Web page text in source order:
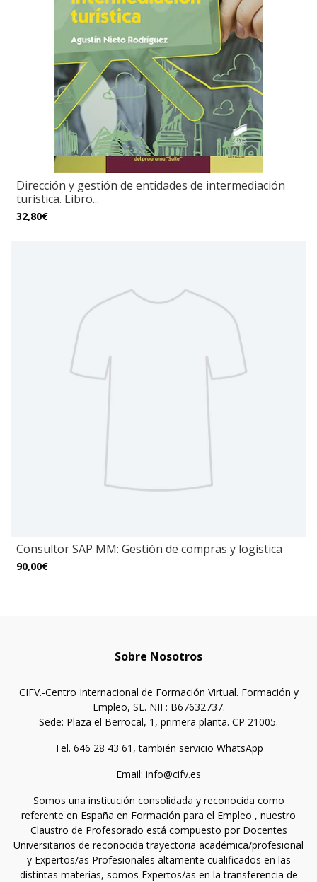
Dirección y gestión de entidades de intermediación
turística. Libro...
32,80€
Consultor SAP MM: Gestión de compras y logística
90,00€
Sobre Nosotros
CIFV.-Centro Internacional de Formación Virtual. Formación y
Empleo, SL. NIF: B67632737.
Sede: Plaza el Berrocal, 1, primera planta. CP 21005.
Tel. 646 28 43 61, también servicio WhatsApp
Email: info@cifv.es
Somos una institución consolidada y reconocida como
referente en España en Formación para el Empleo , nuestro
Claustro de Profesorado está compuesto por Docentes
Universitarios de reconocida trayectoria académica/profesional
y Expertos/as Profesionales altamente cualificados en las
distintas materias, somos Expertos/as en la transferencia de